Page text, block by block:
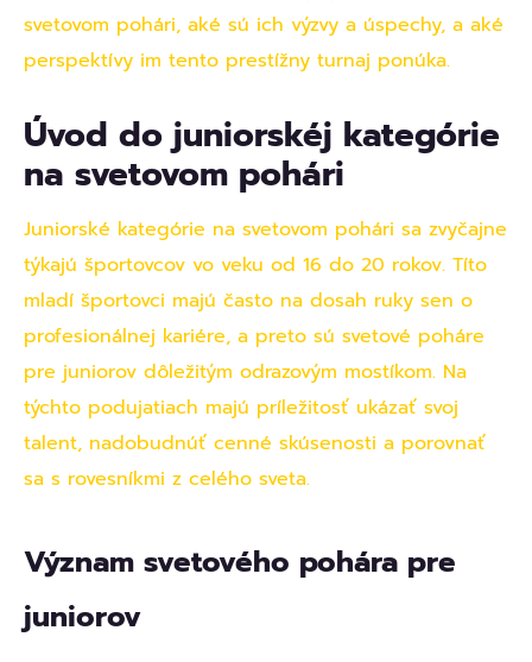
svetovom pohári, aké sú ich výzvy a úspechy, a aké
perspektívy im tento prestížny turnaj ponúka.
Úvod do juniorskéj kategórie
na svetovom pohári
Juniorské kategórie na svetovom pohári sa zvyčajne
týkajú športovcov vo veku od 16 do 20 rokov. Títo
mladí športovci majú často na dosah ruky sen o
profesionálnej kariére, a preto sú svetové poháre
pre juniorov dôležitým odrazovým mostíkom. Na
týchto podujatiach majú príležitosť ukázať svoj
talent, nadobudnúť cenné skúsenosti a porovnať
sa s rovesníkmi z celého sveta.
Význam svetového pohára pre
juniorov